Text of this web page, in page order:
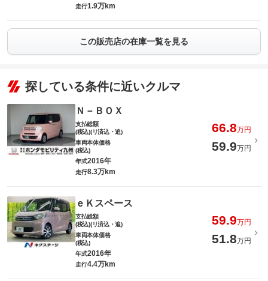
走行1.9万km
この販売店の在庫一覧を見る
探している条件に近いクルマ
Ｎ－ＢＯＸ
支払総額
(税込)(リ済込・追)
66.8万円
車両本体価格
(税込)
59.9万円
年式2016年
走行8.3万km
ｅＫスペース
支払総額
(税込)(リ済込・追)
59.9万円
車両本体価格
(税込)
51.8万円
年式2016年
走行4.4万km